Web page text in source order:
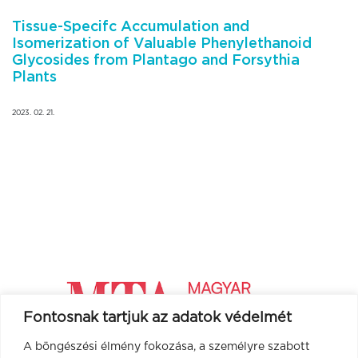
Fontosnak tartjuk az adatok védelmét
A böngészési élmény fokozása, a személyre szabott
Tissue-Specifc Accumulation and
Isomerization of Valuable Phenylethanoid
Glycosides from Plantago and Forsythia
Plants
2023. 02. 21.